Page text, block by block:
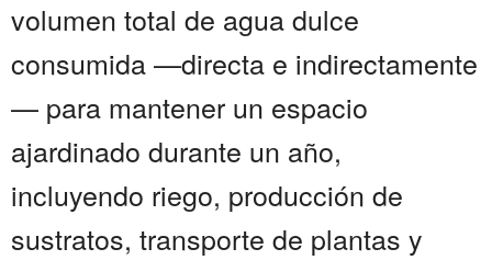
volumen total de agua dulce
consumida —directa e indirectamente
— para mantener un espacio
ajardinado durante un año,
incluyendo riego, producción de
sustratos, transporte de plantas y